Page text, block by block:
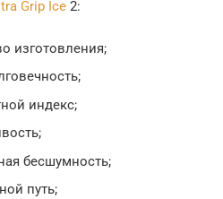
Grip Ice 2:
изготовления;
индекс;
бесшумность;
путь;